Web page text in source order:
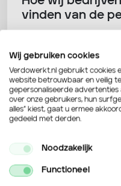
vinden van de
functie is essentieel
bedrijf. Bij Verdo
Geschreven door:
Wij gebruiken cookies
Verdowerkt.nl gebruikt cookies
website betrouwbaar en veilig
gepersonaliseerde advertenties
over onze gebruikers, hun
alles” kiest, gaat u ermee
gedeeld met derden.
Noodzakelijk
Functioneel